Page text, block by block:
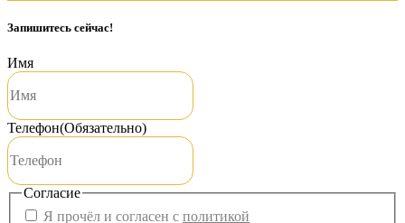
Запишитесь сейчас!
Имя
Телефон(Обязательно)
Согласие
Я прочёл и согласен с политикой